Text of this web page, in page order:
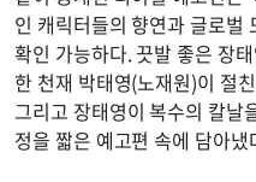
인 캐릭터들의 향연과 글로벌
확인 가능하다. 끗발 좋은 장
한 천재 박태영(노재원)이 절
그리고 장태영이 복수의 칼날
정을 짧은 예고편 속에 담아냈